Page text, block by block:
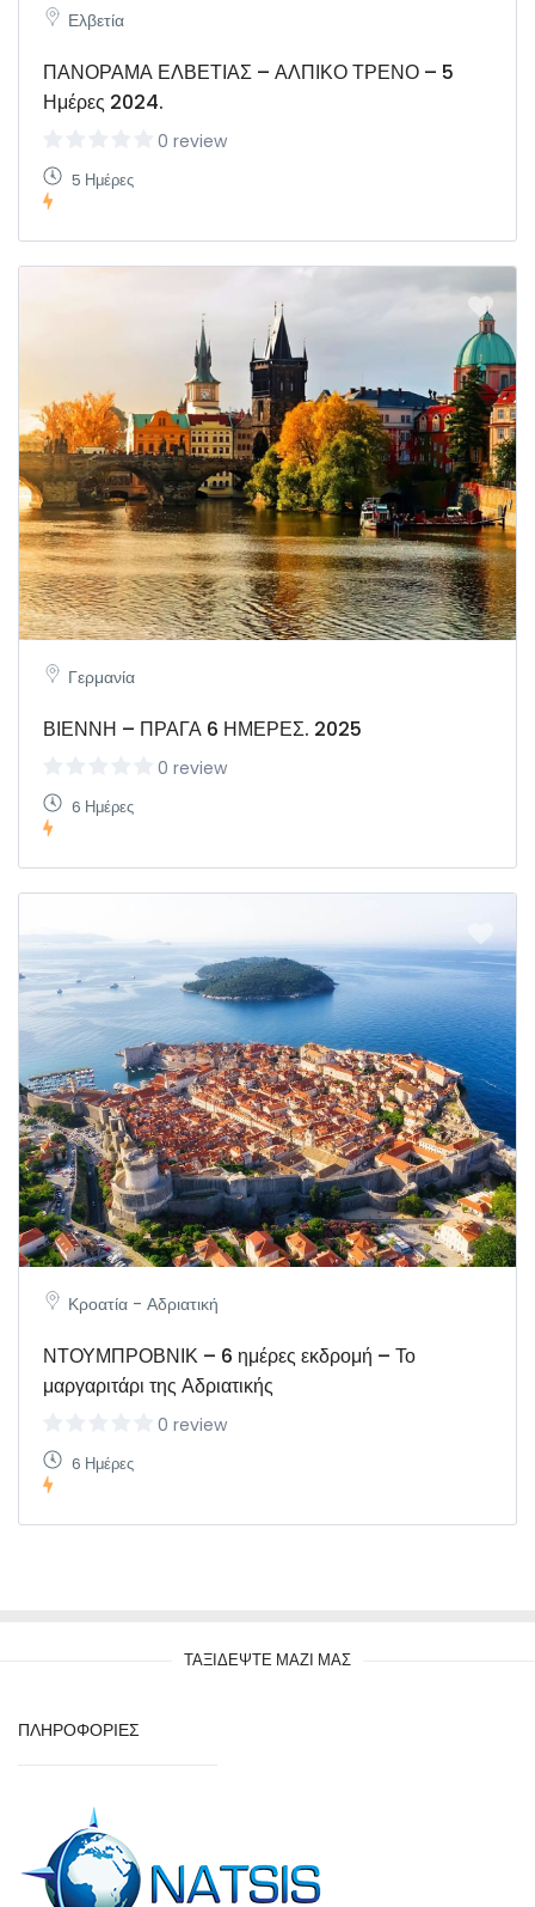
Ελβετία
ΠΑΝΟΡΑΜΑ ΕΛΒΕΤΙΑΣ – ΑΛΠΙΚΟ ΤΡΕΝΟ – 5
Ημέρες 2024.
0 review
5 Ημέρες
Γερμανία
ΒΙΕΝΝΗ – ΠΡΑΓΑ 6 ΗΜΕΡΕΣ. 2025
0 review
6 Ημέρες
Κροατία - Αδριατική
ΝΤΟΥΜΠΡΟΒΝΙΚ – 6 ημέρες εκδρομή – Το
μαργαριτάρι της Αδριατικής
0 review
6 Ημέρες
ΤΑΞΙΔΕΨΤΕ ΜΑΖΙ ΜΑΣ
ΠΛΗΡΟΦΟΡΙΕΣ